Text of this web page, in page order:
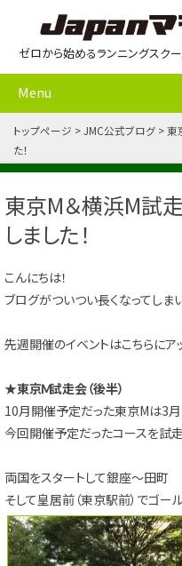
ゼロから始めるランニングスク
Menu
トップページ JMC公式ブログ 東
た！
東京M＆横浜M試
しました！
こんにちは！
ブログがついつい長くなってしま
先週開催のイベントはこちらにア
★東京Ｍ試走会（後半）
10月開催予定だった東京Mは3
今回開催予定だったコースを試
両国をスタートして銀座～田町
そして皇居前（東京駅前）でゴール